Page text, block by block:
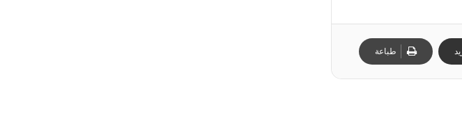
طباعة